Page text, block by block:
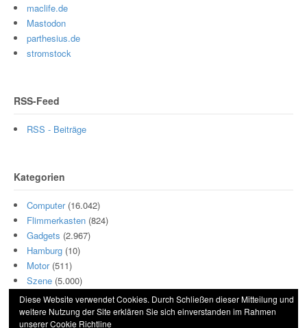
maclife.de
Mastodon
parthesius.de
stromstock
RSS-Feed
RSS - Beiträge
Kategorien
Computer(16.042)
Flimmerkasten (824)
Gadgets (2.967)
Hamburg (10)
Motor(511)
Szene (5.000)
Diese Website verwendet Cookies. Durch Schließen dieser Mitteilung und
weitere Nutzung der Site erklären Sie sich einverstanden im Rahmen
unsererCookie Richtline